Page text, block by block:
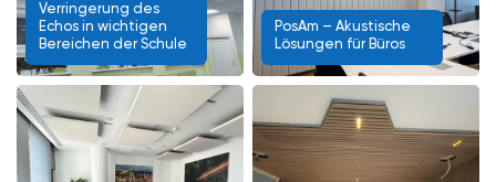
Verringerung des
Echos in wichtigen
Bereichen der Schule
PosAm – Akustische
Lösungen für Büros